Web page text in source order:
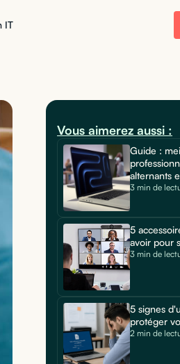
IT
Vous aimerez aussi :
Guide :
alternants
3 min de
5
avoir pour
3 min de
5 signes
protéger
2 min de